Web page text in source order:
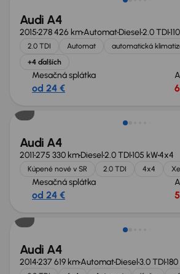
Audi A4
2015278 426 kmAutomatDiesel2.0 TDI
2.0 TDI Automat automatická
+4 ďalších
Mesačná splátka
od 24 €
Audi A4
2011275 330 kmDiesel2.0 TDI105 kW4x4
Kúpené nové v SR 2.0 TDI 4x4
Mesačná splátka
od 24 €
Audi A4
2014237 619 kmAutomatDiesel3.0 TDI